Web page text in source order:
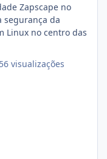
Zapscape no
segurança da
Linux no centro das
incidents/dlr
visualizações